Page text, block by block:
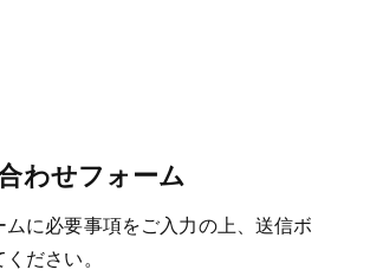
わせフォーム
ムに必要事項をご入力の上、送信ボ
ださい。